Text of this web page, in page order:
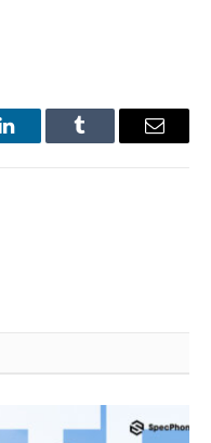
LinkedInTumblr Email